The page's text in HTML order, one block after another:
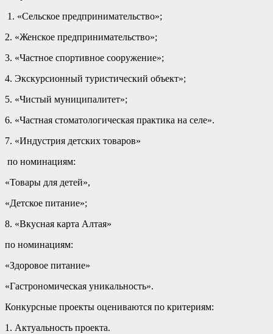
1. «Сельское предпринимательство»;
2. «Женское предпринимательство»;
3. «Частное спортивное сооружение»;
4. Экскурсионный туристический объект»;
5. «Чистый муниципалитет»;
6. «Частная стоматологическая практика на селе».
7. «Индустрия детских товаров»
по номинациям:
«Товары для детей»,
«Детское питание»;
8. «Вкусная карта Алтая»
по номинациям:
«Здоровое питание»
«Гастрономическая уникальность».
Конкурсные проекты оцениваются по критериям:
1. Актуальность проекта.